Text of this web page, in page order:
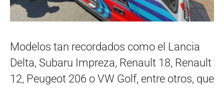
Modelos tan recordados como el Lancia
Delta, Subaru Impreza, Renault 18, Renault
12, Peugeot 206 o VW Golf, entre otros, que